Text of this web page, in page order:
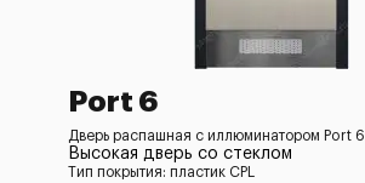
Port 6
Дверь распашная с иллюминатором Port 6
Высокая дверь со стеклом
Тип покрытия: пластик CPL